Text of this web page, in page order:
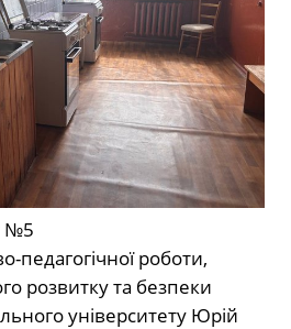
№5
педагогічної роботи,
розвитку та безпеки
університету Юрій